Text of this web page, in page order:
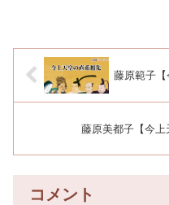
藤原範子【
藤原美都子【今上
コメント